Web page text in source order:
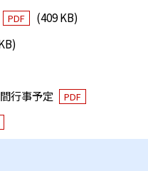
PDF
(409 KB)
行事予定 PDF